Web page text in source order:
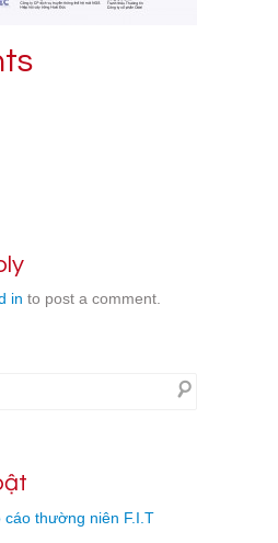
in to post a comment.
cáo thường niên F.I.T